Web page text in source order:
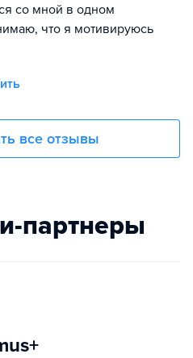
со мной в одном
что я мотивируюсь
все отзывы
партнеры